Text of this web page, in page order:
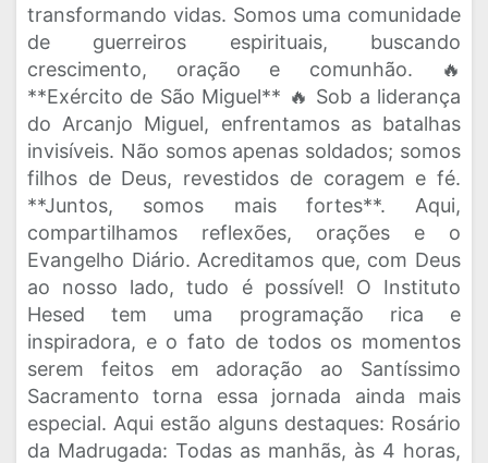
transformando vidas. Somos uma comunidade
de guerreiros espirituais, buscando
crescimento, oração e comunhão. 🔥
**Exército de São Miguel** 🔥 Sob a liderança
do Arcanjo Miguel, enfrentamos as batalhas
invisíveis. Não somos apenas soldados; somos
filhos de Deus, revestidos de coragem e fé.
**Juntos, somos mais fortes**. Aqui,
compartilhamos reflexões, orações e o
Evangelho Diário. Acreditamos que, com Deus
ao nosso lado, tudo é possível! O Instituto
Hesed tem uma programação rica e
inspiradora, e o fato de todos os momentos
serem feitos em adoração ao Santíssimo
Sacramento torna essa jornada ainda mais
especial. Aqui estão alguns destaques: Rosário
da Madrugada: Todas as manhãs, às 4 horas,